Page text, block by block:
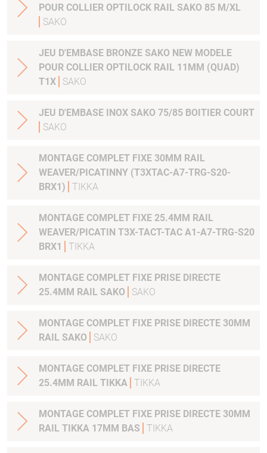
POUR COLLIER OPTILOCK RAIL SAKO 85 M/XL
SAKO
JEU D'EMBASE BRONZE SAKO NEW MODELE
POUR COLLIER OPTILOCK RAIL 11MM (QUAD)
T1X
SAKO
JEU D'EMBASE INOX SAKO 75/85 BOITIER COURT
SAKO
MONTAGE COMPLET FIXE 30MM RAIL
WEAVER/PICATINNY (T3XTAC-A7-TRG-S20-
BRX1)
TIKKA
MONTAGE COMPLET FIXE 25.4MM RAIL
WEAVER/PICATIN T3X-TACT-TAC A1-A7-TRG-S20
BRX1
TIKKA
MONTAGE COMPLET FIXE PRISE DIRECTE
25.4MM RAIL SAKO
SAKO
MONTAGE COMPLET FIXE PRISE DIRECTE 30MM
RAIL SAKO
SAKO
MONTAGE COMPLET FIXE PRISE DIRECTE
25.4MM RAIL TIKKA TIKKA
MONTAGE COMPLET FIXE PRISE DIRECTE 30MM
RAIL TIKKA 17MM BAS
TIKKA